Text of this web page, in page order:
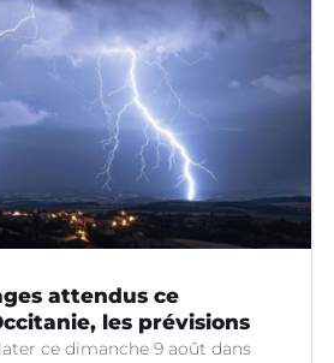
attendus ce
les prévisions
ce dimanche 9 août dans